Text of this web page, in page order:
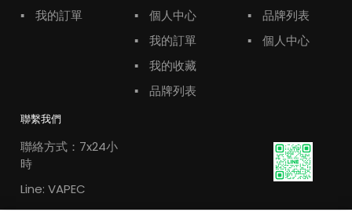
▪ 我的訂單 ▪
個人中心
▪
我的訂單
▪
我的收藏
▪
品牌列表
▪
品牌列表
▪
個人中心
聯繫我們
聯絡方式：7x24小
時
Line: VAPEC